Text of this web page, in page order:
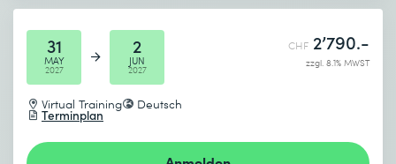
31
MAY
2027
2
JUN
2027
Virtual Training Deutsch
Terminplan
CHF 2’790.-
zzgl. 8.1% MWST